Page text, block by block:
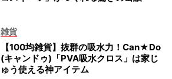
雑貨
【100均雑貨】抜群の吸水力！Can★Do
(キャンドゥ)「PVA吸水クロス」は家じ
ゅう使える神アイテム